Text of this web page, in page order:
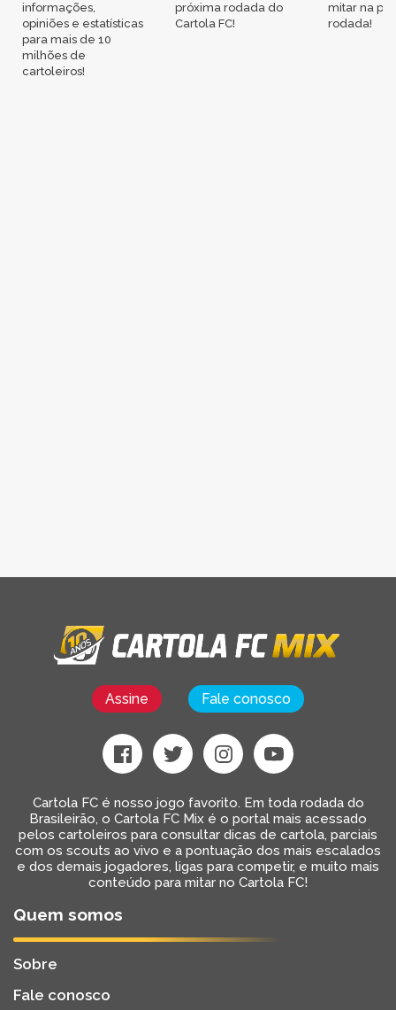
informações,
opiniões e estatísticas
para mais de 10
milhões de
cartoleiros!
próxima rodada do
Cartola FC!
mitar na
rodada!
Assine Fale conosco
Cartola FC é nosso jogo favorito. Em toda rodada do
Brasileirão, o Cartola FC Mix é o portal mais acessado
pelos cartoleiros para consultar dicas de cartola, parciais
com os scouts ao vivo e a pontuação dos mais escalados
e dos demais jogadores, ligas para competir, e muito mais
conteúdo para mitar no Cartola FC!
Quem somos
Sobre
Fale conosco